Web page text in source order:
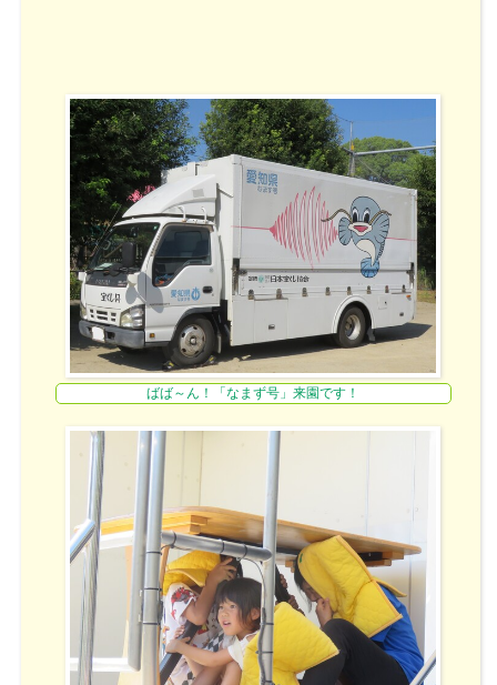
ばば～ん！「なまず号」来園です！